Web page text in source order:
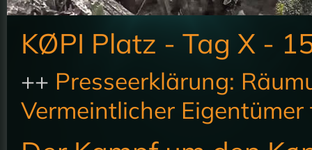
KØPI Platz - Tag X -
++ Presseerklärung:
Vermeintlicher